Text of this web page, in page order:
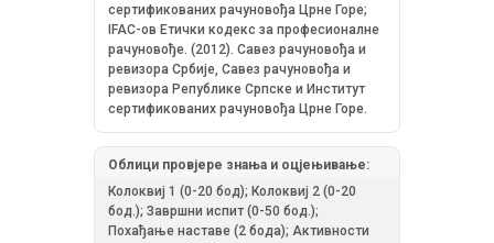
сертификованих рачуновођа Црне Горе;
IFAC-ов Етички кодекс за професионалне
рачуновође. (2012). Савез рачуновођа и
ревизора Србије, Савез рачуновођа и
ревизора Републике Српске и Институт
сертификованих рачуновођа Црне Горе.
Облици провјере знања и оцјењивање:
Колоквиј 1 (0-20 бод); Колоквиј 2 (0-20
бод.); Завршни испит (0-50 бод.);
Похађање наставе (2 бода); Активности